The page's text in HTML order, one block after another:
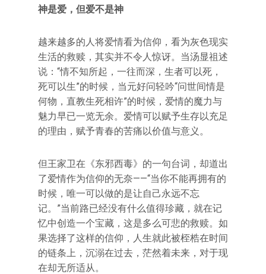
神是爱，但爱不是神
越来越多的人将爱情看为信仰，看为灰色现实
生活的救赎，其实并不令人惊讶。当汤显祖述
说：“情不知所起，一往而深，生者可以死，
死可以生”的时候，当元好问轻吟“问世间情是
何物，直教生死相许”的时候，爱情的魔力与
魅力早已一览无余。爱情可以赋予生存以充足
的理由，赋予青春的苦痛以价值与意义。
但王家卫在《东邪西毒》的一句台词，却道出
了爱情作为信仰的无奈——“当你不能再拥有的
时候，唯一可以做的是让自己永远不忘
记。”当前路已经没有什么值得珍藏，就在记
忆中创造一个宝藏，这是多么可悲的救赎。如
果选择了这样的信仰，人生就此被桎梏在时间
的链条上，沉溺在过去，茫然着未来，对于现
在却无所适从。